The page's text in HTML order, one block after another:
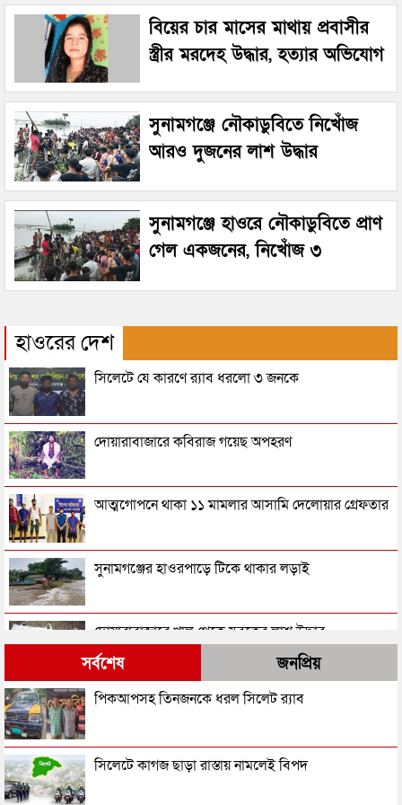
বিয়ের চার মাসের মাথায় প্রবাসীর
স্ত্রীর মরদেহ উদ্ধার, হত্যার অভিযোগ
সুনামগঞ্জে নৌকাডুবিতে নিখোঁজ
আরও দুজনের লাশ উদ্ধার
সুনামগঞ্জে হাওরে নৌকাডুবিতে প্রাণ
গেল একজনের, নিখোঁজ ৩
হাওরের দেশ
সিলেটে যে কারণে র‌্যাব ধরলো ৩ জনকে
দোয়ারাবাজারে কবিরাজ গয়েছ অপহরণ
আত্মগোপনে থাকা ১১ মামলার আসামি দেলোয়ার গ্রেফতার
সুনামগঞ্জের হাওরপাড়ে টিকে থাকার লড়াই
দোয়ারাবাজারে খাল থেকে যুবকের লাশ উদ্ধার
খাদ্য গুদামের পাশ থেকে ৪ জনকে ধরল র‌্যাব
সুনামগঞ্জ কারাগারে প্রাণ গেল বন্দির
সর্বশেষ জনপ্রিয়
পিকআপসহ তিনজনকে ধরল সিলেট র‌্যাব
সিলেটে কাগজ ছাড়া রাস্তায় নামলেই বিপদ